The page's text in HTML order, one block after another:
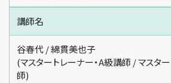
講師名
谷春代 / 綿貫美也子
(マスタートレーナー・A級講師 / マスタ
師)